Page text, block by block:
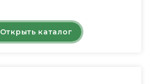
Открыть каталог